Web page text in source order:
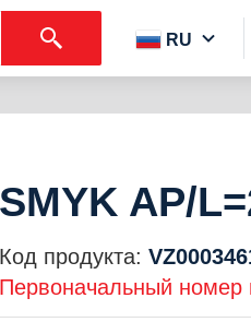
RU
SMYK AP/
Код продукта:
Первоначальный номер